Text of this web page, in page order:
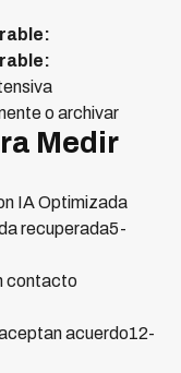
o archivar
Medir
IA Optimizada
recuperada5-
contacto
acuerdo12-